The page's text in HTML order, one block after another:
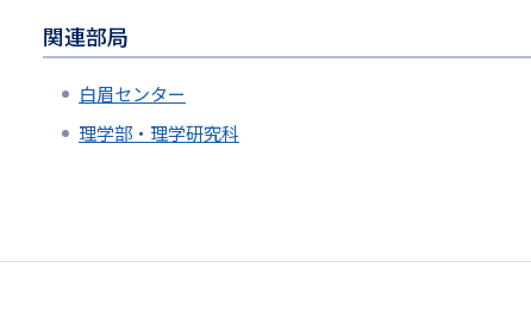
関連部局
白眉センター
理学部・理学研究科